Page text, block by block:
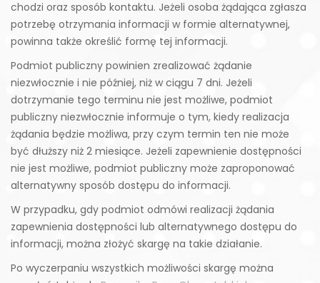
chodzi oraz sposób kontaktu. Jeżeli osoba żądająca zgłasza
potrzebę otrzymania informacji w formie alternatywnej,
powinna także określić formę tej informacji.
Podmiot publiczny powinien zrealizować żądanie
niezwłocznie i nie później, niż w ciągu 7 dni. Jeżeli
dotrzymanie tego terminu nie jest możliwe, podmiot
publiczny niezwłocznie informuje o tym, kiedy realizacja
żądania będzie możliwa, przy czym termin ten nie może
być dłuższy niż 2 miesiące. Jeżeli zapewnienie dostępności
nie jest możliwe, podmiot publiczny może zaproponować
alternatywny sposób dostępu do informacji.
W przypadku, gdy podmiot odmówi realizacji żądania
zapewnienia dostępności lub alternatywnego dostępu do
informacji, można złożyć skargę na takie działanie.
Po wyczerpaniu wszystkich możliwości skargę można